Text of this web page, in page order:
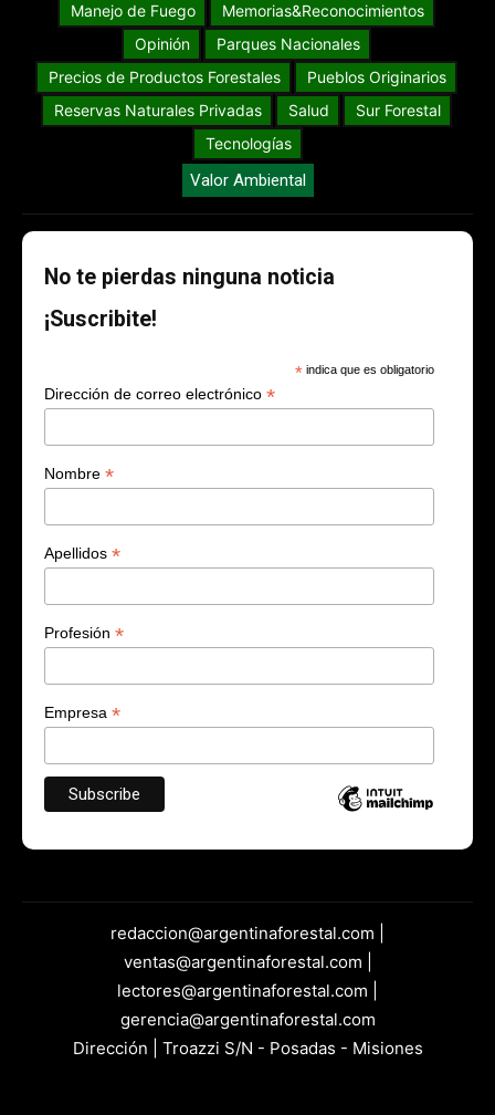
Manejo de Fuego
Memorias&Reconocimientos
Opinión
Parques Nacionales
Precios de Productos Forestales
Pueblos Originarios
Reservas Naturales Privadas
Salud
Sur Forestal
Tecnologías
Valor Ambiental
No te pierdas ninguna noticia
¡Suscribite!
* indica que es obligatorio
Dirección de correo electrónico *
Nombre *
Apellidos *
Profesión *
Empresa *
redaccion@argentinaforestal.com |
ventas@argentinaforestal.com |
lectores@argentinaforestal.com |
gerencia@argentinaforestal.com
Dirección | Troazzi S/N - Posadas - Misiones